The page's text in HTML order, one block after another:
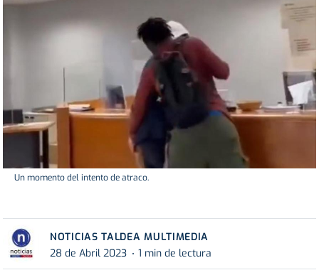
Un momento del intento de atraco.
NOTICIAS TALDEA MULTIMEDIA
28 de Abril 2023
1 min de lectura